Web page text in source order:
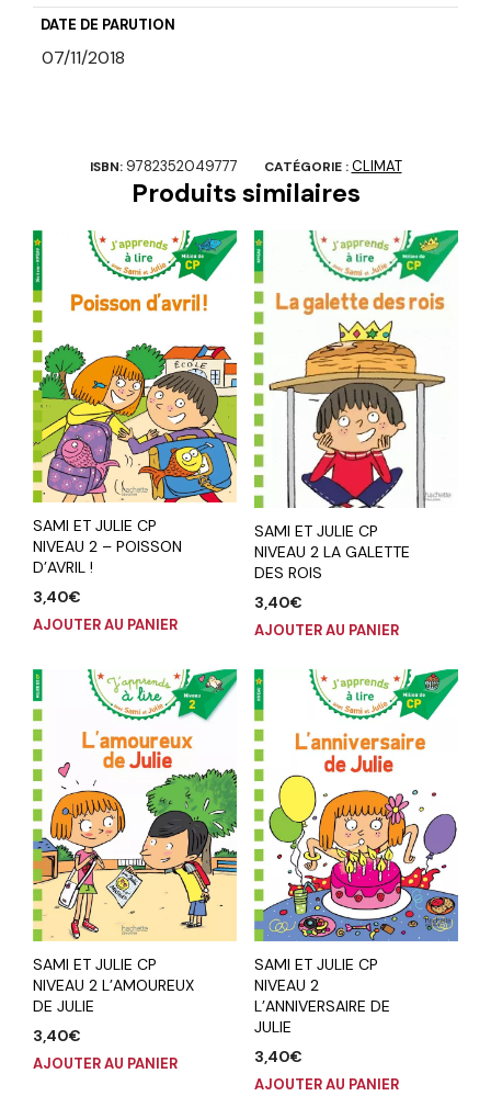
DATE DE PARUTION
07/11/2018
ISBN: 9782352049777 CATÉGORIE :CLIMAT
Produits similaires
SAMI ET JULIE CP
NIVEAU 2 – POISSON
D’AVRIL !
3,40€
AJOUTER AU PANIER
SAMI ET JULIE CP
NIVEAU 2 LA GALETTE
DES ROIS
3,40€
AJOUTER AU PANIER
SAMI ET JULIE CP
NIVEAU 2 L’AMOUREUX
DE JULIE
3,40€
AJOUTER AU PANIER
SAMI ET JULIE CP
NIVEAU 2
L’ANNIVERSAIRE DE
JULIE
3,40€
AJOUTER AU PANIER